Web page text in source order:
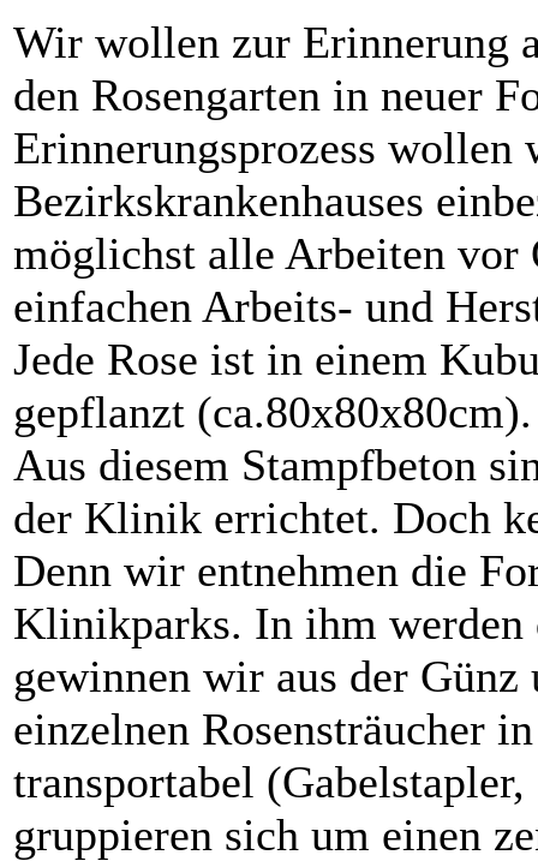
Wir wollen zur Erinnerung
den Rosengarten in neuer
Erinnerungsprozess
Bezirkskrankenhauses
möglichst alle Arbeiten
einfachen Arbeits- und
Jede Rose ist in einem
gepflanzt (ca.80x80x80cm).
Aus diesem Stampfbeton
der Klinik errichtet. Doch
Denn wir entnehmen die
Klinikparks. In ihm werden
gewinnen wir aus der
einzelnen Rosensträucher
transportabel
gruppieren sich um einen